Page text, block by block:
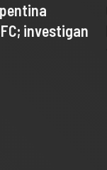
investigan